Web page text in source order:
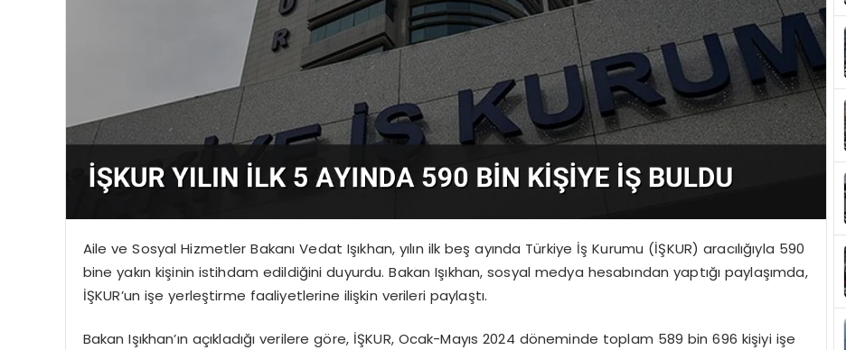
Aile ve Sosyal Hizmetler Bakanı Vedat Işıkhan, yılın ilk beş ayında Türkiye İş Kurumu (İŞKUR) aracılığıyla 590
bine yakın kişinin istihdam edildiğini duyurdu. Bakan Işıkhan, sosyal medya hesabından yaptığı paylaşımda,
İŞKUR’un işe yerleştirme faaliyetlerine ilişkin verileri paylaştı.
Bakan Işıkhan’ın açıkladığı verilere göre, İŞKUR, Ocak-Mayıs 2024 döneminde toplam 589 bin 696 kişiyi işe